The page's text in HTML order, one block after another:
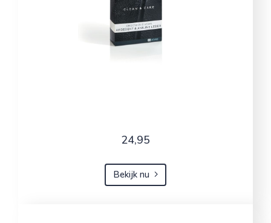
24,95
Bekijk nu